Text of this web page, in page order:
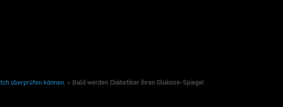
überprüfen können. » Bald werden Diabetiker ihren Glukose-Spiegel